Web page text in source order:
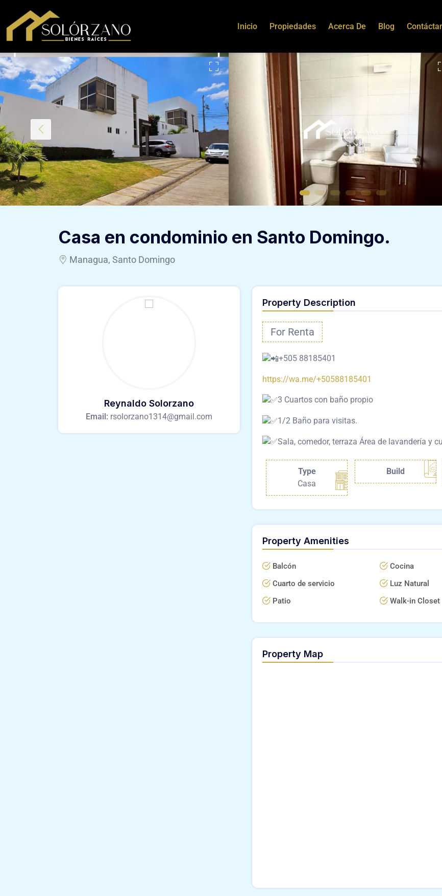
Inicio Propiedades Acerca De Blog
Casa en condominio en Santo Domingo.
Managua, Santo Domingo
Property Description
For Renta
+505 88185401
https://wa.me/+50588185401
3 Cuartos con baño propio
1/2 Baño para visitas.
Sala, comedor, terraza Área de lavandería y
Type
Casa
Build
Property Amenities
Balcón Cocina
Cuarto de servicio
Luz Natural
Patio
Walk-in Closet
Property Map
Reynaldo Solorzano
Email: rsolorzano1314@gmail.com